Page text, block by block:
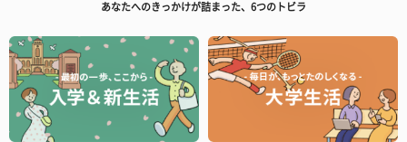
あなたへのきっかけが詰まった、6つのトビラ